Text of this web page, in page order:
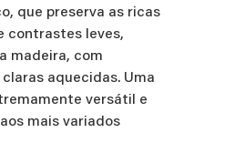
que preserva as ricas
contrastes leves,
madeira, com
aquecidas. Uma
versátil e
mais variados